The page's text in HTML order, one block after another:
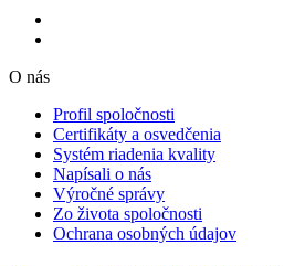
O nás
Profil spoločnosti
Certifikáty a osvedčenia
Systém riadenia kvality
Napísali o nás
Výročné správy
Zo života spoločnosti
Ochrana osobných údajov